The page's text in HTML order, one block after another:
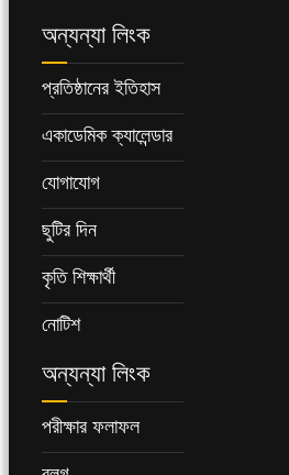
অন্যন্যা লিংক
প্রতিষ্ঠানের ইতিহাস
একাডেমিক ক্যালেন্ডার
যোগাযোগ
ছুটির দিন
কৃতি শিক্ষার্থী
নোটিশ
অন্যন্যা লিংক
পরীক্ষার ফলাফল